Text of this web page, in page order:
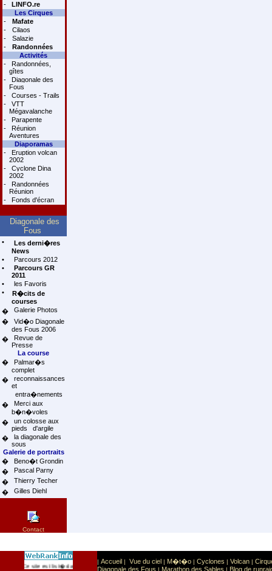
-
LINFO.re
Les Cirques
-
Mafate
-
Cilaos
-
Salazie
-
Randonnées
Activités
-
Randonnées,
gîtes
-
Diagonale des
Fous
-
Courses - Trails
-
VTT
Mégavalanche
-
Parapente
-
Réunion
Aventures
Diaporamas
-
Eruption volcan
2002
-
Cyclone Dina
2002
-
Randonnées
Réunion
-
Fonds d'écran
Diagonale des
Fous
•
Les derni�res
News
•
Parcours 2012
•
Parcours GR
2011
•
les Favoris
•
R�cits de
courses
�
Galerie Photos
�
Vid�o Diagonale
des Fous 2006
�
Revue de
Presse
La course
�
Palmar�s
complet
�
reconnaissances
et
entra�nements
�
Merci aux
b�n�voles
�
un colosse aux
pieds d'argile
�
la diagonale des
sous
Galerie de portraits
�
Beno�t Grondin
�
Pascal Parny
�
Thierry Techer
�
Gilles Diehl
Contact
Ce site est list� dans la cat�gorie Sport :Sports extr�mes
| Accueil | Vue du ciel | M�t�o | Cyclones | Volcan |
Diagonale des Fous | Marathon des Sables | Blog de